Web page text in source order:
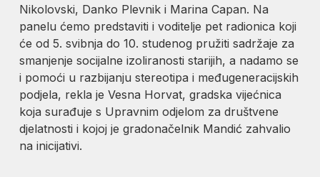
Nikolovski, Danko Plevnik i Marina Capan. Na
panelu ćemo predstaviti i voditelje pet radionica koji
će od 5. svibnja do 10. studenog pružiti sadržaje za
smanjenje socijalne izoliranosti starijih, a nadamo se
i pomoći u razbijanju stereotipa i međugeneracijskih
podjela, rekla je Vesna Horvat, gradska vijećnica
koja surađuje s Upravnim odjelom za društvene
djelatnosti i kojoj je gradonačelnik Mandić zahvalio
na inicijativi.